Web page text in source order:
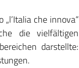
che innova“
die vielfältigen
darstellte: